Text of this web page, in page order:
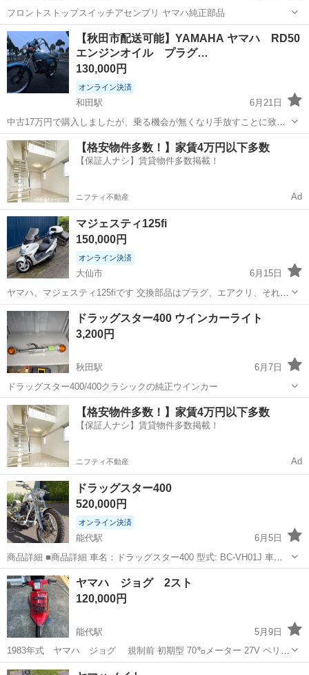
フロントストップスイッチアセンブリ ヤマハ純正部品
秋田 潟上市 大久保駅 ヤマハ
【秋田市配送可能】YAMAHA ヤマハ RD50
エンジンオイル プラグ…
130,000円
オンライン決済
和田駅
6月21日
中古17万円で購入しましたが、乗る機会が無くなり手放すことに致し
ました。 現在前後左側ウィンカー割れあります。 エンジンオイル、プ
ラグ新品2本付き、ヘッドライトバルブ、6Vバッテリー新品となって
おります。 純正ハンドル有...
秋田 秋田市 和田駅 ヤマハ
【格安物件多数！】家賃4万円以下多数
【保証人ナシ】賃貸物件多数掲載！
ニフティ不動産 Ad
マジェスティ125fi
150,000円
オンライン決済
大仙市
6月15日
ヤマハ、マジェスティ125fiです 交換部品はプラグ、エアクリ、それと
マジェスティ125fiの弱点のイモビキーも新品交換してあります、おま
け部品で社外品のジェネレータもつけます、 走行距離は現在38061キ
ロです、自賠責は令...
秋田 大仙市 ヤマハ ジェネレータ
ドラッグスター400 ウインカーライト
3,200円
秋田駅
6月7日
ドラッグスター400/400クラシックの純正ウインカー
秋田 秋田市 秋田駅 ヤマハ ドラッグスター
【格安物件多数！】家賃4万円以下多数
【保証人ナシ】賃貸物件多数掲載！
ニフティ不動産 Ad
ドラッグスター400
520,000円
オンライン決済
能代駅
6月5日
商品詳細 ■商品詳細 車名：ドラッグスター400 型式: BC-VH01J 車
検：令和9年11月 走行距離：社外メーターの為不明扱い（メーター読
み） カラー：ホワイト 書類：鍵1本 現在 エンジン始動可能 実働車に
なりま...
秋田 能代市 ヤマハ
ヤマハ ジョグ 2スト
120,000円
能代駅
5月9日
1983年式 ヤマハ ジョグ 規制前 初期型 70㌔メーター 27V ペリカ
ン ジョグ JOG 引き取り限定（陸送はいたしません） ナンバー有り 自
秋田 能代市 ヤマハ